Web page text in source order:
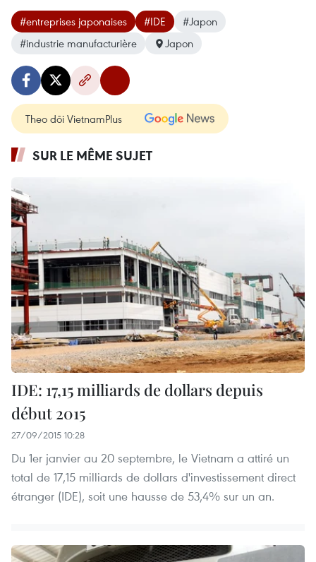
#entreprises japonaises #IDE
#Japon
#industrie manufacturière
Japon
Theo dõi VietnamPlus
SUR LE MÊME SUJET
IDE: 17,15 milliards de dollars depuis
début 2015
27/09/2015 10:28
Du 1er janvier au 20 septembre, le Vietnam a attiré un
total de 17,15 milliards de dollars d'investissement direct
étranger (IDE), soit une hausse de 53,4% sur un an.